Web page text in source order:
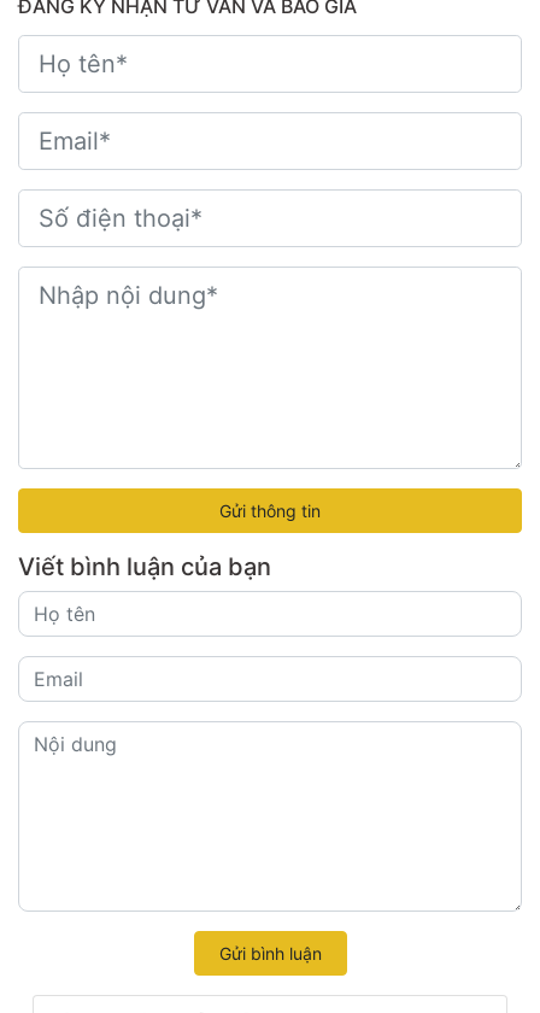
ĐĂNG KÝ NHẬN TƯ VẤN VÀ BÁO GIÁ
Gửi thông tin
Viết bình luận của bạn
Gửi bình luận